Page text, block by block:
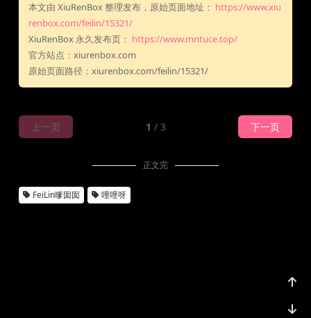
本文由 XiuRenBox 整理发布，原始页面地址： https://www.xiu
renbox.com/feilin/15321/
XiuRenBox 永久发布页： https://www.mntuce.top/
官方站点：xiurenbox.com
原始页面路径：xiurenbox.com/feilin/15321/
上一页 1 / 3 下一页
正文完
FeiLin嗲囡囡 哩哩呀